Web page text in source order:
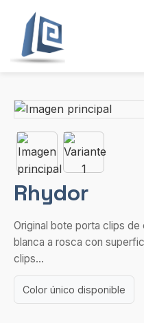
Rhydor
Original bote porta clips
blanca a rosca con
clips...
Color único disponible